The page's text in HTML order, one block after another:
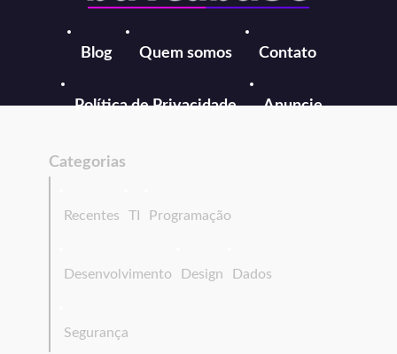
Blog Quem somos Contato
Política de Privacidade Anuncie
Categorias
Recentes TI Programação
Desenvolvimento Design Dados
Segurança